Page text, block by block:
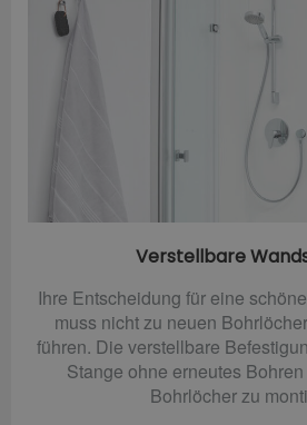
Verstellbare
Ihre Entscheidung für eine
muss nicht zu neuen
führen. Die verstellbare
Stange ohne erneutes
Bohrlöcher zu